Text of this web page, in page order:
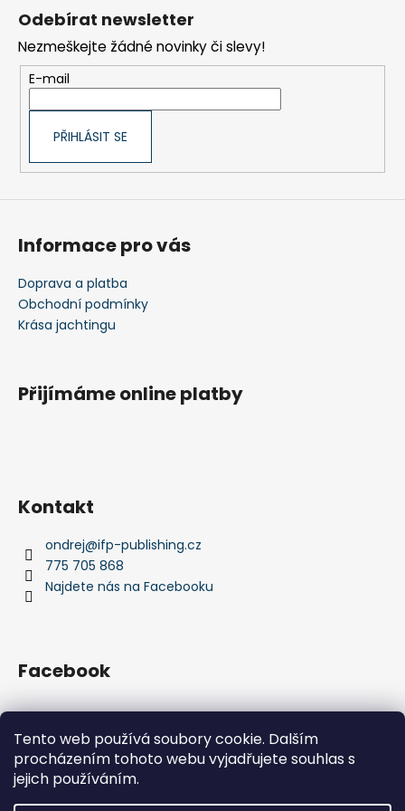
Tento web používá soubory cookie. Dalším
procházením tohoto webu vyjadřujete souhlas s
jejich používáním.
Odebírat newsletter
Nezmeškejte žádné novinky či slevy!
E-mail
PŘIHLÁSIT SE
Informace pro vás
Doprava a platba
Obchodní podmínky
Krása jachtingu
Přijímáme online platby
Kontakt
ondrej@ifp-publishing.cz
775 705 868
Najdete nás na Facebooku
Facebook
IFP Publishing Krása jachtingu